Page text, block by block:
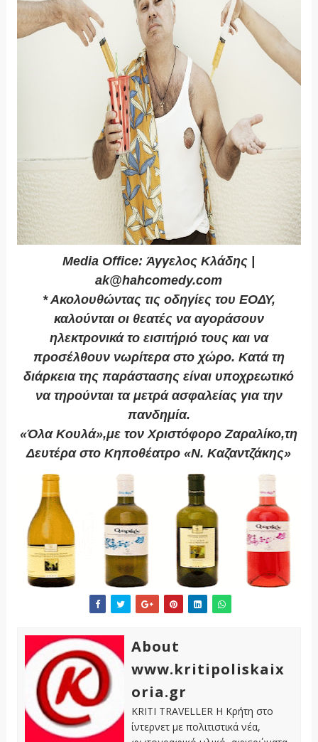
Media Office: Άγγελος Κλάδης |
ak@hahcomedy.com
* Ακολουθώντας τις οδηγίες του ΕΟΔΥ,
καλούνται οι θεατές να αγοράσουν
ηλεκτρονικά το εισιτήριό τους και να
προσέλθουν νωρίτερα στο χώρο. Κατά τη
διάρκεια της παράστασης είναι υποχρεωτικό
να τηρούνται τα μετρά ασφαλείας για την
πανδημία.
«Όλα Κουλά»,με τον Χριστόφορο Ζαραλίκο,τη
Δευτέρα στο Κηποθέατρο «Ν. Καζαντζάκης»
About
www.kritipoliskaix
oria.gr
KRITI TRAVELLER Η Κρήτη στο
ίντερνετ με πολιτιστικά νέα,